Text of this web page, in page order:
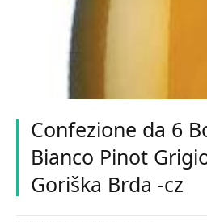
Confezione da 6
Bianco Pinot
Goriška Brda -cz